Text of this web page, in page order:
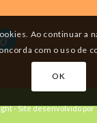
- Site desenvolvido por
Ao continuar a
com o uso de
OK